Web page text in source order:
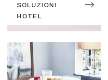
SOLUZIONI
HOTEL